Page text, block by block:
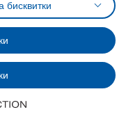
за личните данни
данни на ikea.bg
Family
програма IKEA Family
- 2025
бисквитки